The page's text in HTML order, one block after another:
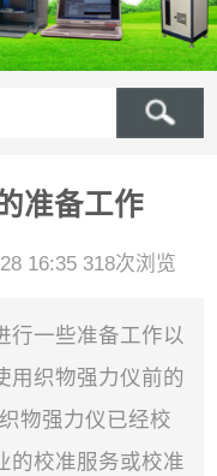
准备工作
16:35 318次浏览
行一些准备工作以
用织物强力仪前的
物强力仪已经校
的校准服务或校准